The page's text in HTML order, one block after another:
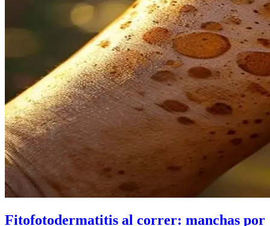
Fitofotodermatitis al correr: manchas por